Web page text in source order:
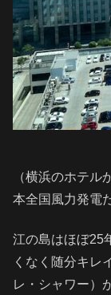
（横浜のホテル
本全国風力発電
江の島はほぼ25
くなく随分キレ
レ・シャワー）